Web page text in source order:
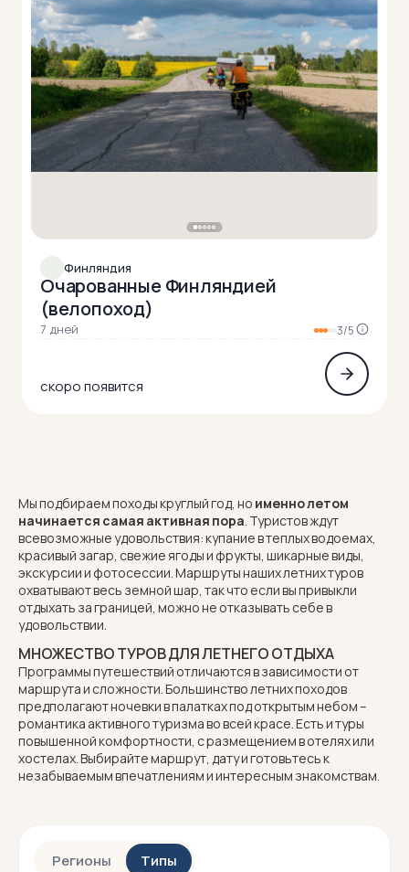
Финляндия
Очарованные Финляндией
(велопоход)
7 дней 3/5
скоро появится
Регионы Типы
Мы подбираем походы круглый год, но именно летом
начинается самая активная пора . Туристов ждут
всевозможные удовольствия: купание в теплых водоемах,
красивый загар, свежие ягоды и фрукты, шикарные виды,
экскурсии и фотосессии. Маршруты наших летних туров
охватывают весь земной шар, так что если вы привыкли
отдыхать за границей, можно не отказывать себе в
удовольствии.
МНОЖЕСТВО ТУРОВ ДЛЯ ЛЕТНЕГО ОТДЫХА
Программы путешествий отличаются в зависимости от
маршрута и сложности. Большинство летних походов
предполагаютночевки в палаткахпод открытым небом –
романтика активного туризма во всей красе. Есть и туры
повышенной комфортности, с размещением в отелях или
хостелах. Выбирайте маршрут, дату и готовьтесь к
незабываемым впечатлениям и интересным знакомствам.